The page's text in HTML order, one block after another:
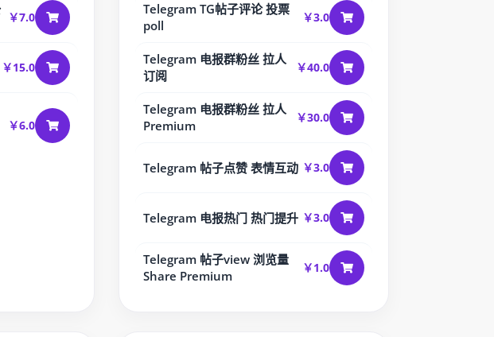
￥7.0
￥15.0
￥6.0
Telegram TG帖子评论 投票
poll
￥3.0
Telegram 电报群粉丝 拉人
订阅
￥40.0
Telegram 电报群粉丝 拉人
Premium
￥30.0
Telegram 帖子点赞 表情互动 ￥3.0
Telegram 电报热门 热门提升 ￥3.0
Telegram 帖子view 浏览量
Share Premium
￥1.0